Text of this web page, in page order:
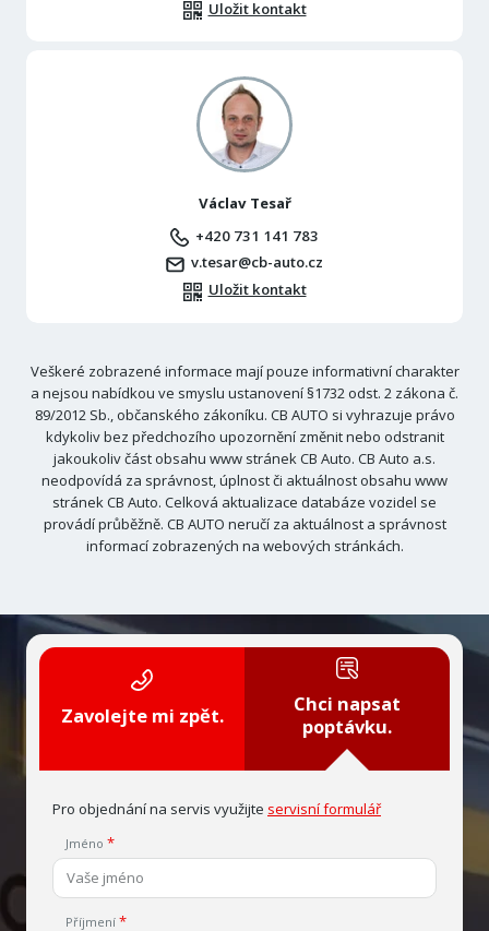
Uložit kontakt
Václav Tesař
+420 731 141 783
v.tesar@cb-auto.cz
Uložit kontakt
Veškeré zobrazené informace mají pouze informativní charakter
a nejsou nabídkou ve smyslu ustanovení §1732 odst. 2 zákona č.
89/2012 Sb., občanského zákoníku. CB AUTO si vyhrazuje právo
kdykoliv bez předchozího upozornění změnit nebo odstranit
jakoukoliv část obsahu www stránek CB Auto. CB Auto a.s.
neodpovídá za správnost, úplnost či aktuálnost obsahu www
stránek CB Auto. Celková aktualizace databáze vozidel se
provádí průběžně. CB AUTO neručí za aktuálnost a správnost
informací zobrazených na webových stránkách.
Zavolejte mi zpět.
Chci napsat
poptávku.
Pro objednání na servis využijte servisní formulář
Jméno
Příjmení